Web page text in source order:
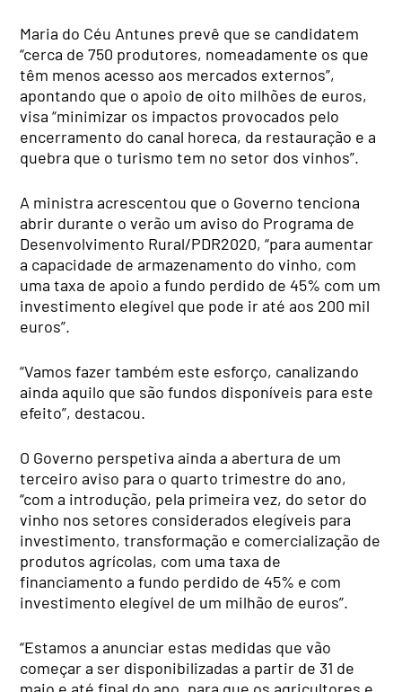
Maria do Céu Antunes prevê que se candidatem
“cerca de 750 produtores, nomeadamente os que
têm menos acesso aos mercados externos”,
apontando que o apoio de oito milhões de euros,
visa “minimizar os impactos provocados pelo
encerramento do canal horeca, da restauração e a
quebra que o turismo tem no setor dos vinhos”.
A ministra acrescentou que o Governo tenciona
abrir durante o verão um aviso do Programa de
Desenvolvimento Rural/PDR2020, “para aumentar
a capacidade de armazenamento do vinho, com
uma taxa de apoio a fundo perdido de 45% com um
investimento elegível que pode ir até aos 200 mil
euros”.
“Vamos fazer também este esforço, canalizando
ainda aquilo que são fundos disponíveis para este
efeito”, destacou.
O Governo perspetiva ainda a abertura de um
terceiro aviso para o quarto trimestre do ano,
“com a introdução, pela primeira vez, do setor do
vinho nos setores considerados elegíveis para
investimento, transformação e comercialização de
produtos agrícolas, com uma taxa de
financiamento a fundo perdido de 45% e com
investimento elegível de um milhão de euros”.
“Estamos a anunciar estas medidas que vão
começar a ser disponibilizadas a partir de 31 de